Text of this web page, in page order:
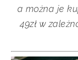
a można je
49zł w